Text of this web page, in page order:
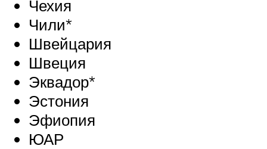
Чехия
Чили*
Швейцария
Швеция
Эквадор*
Эстония
Эфиопия
ЮАР